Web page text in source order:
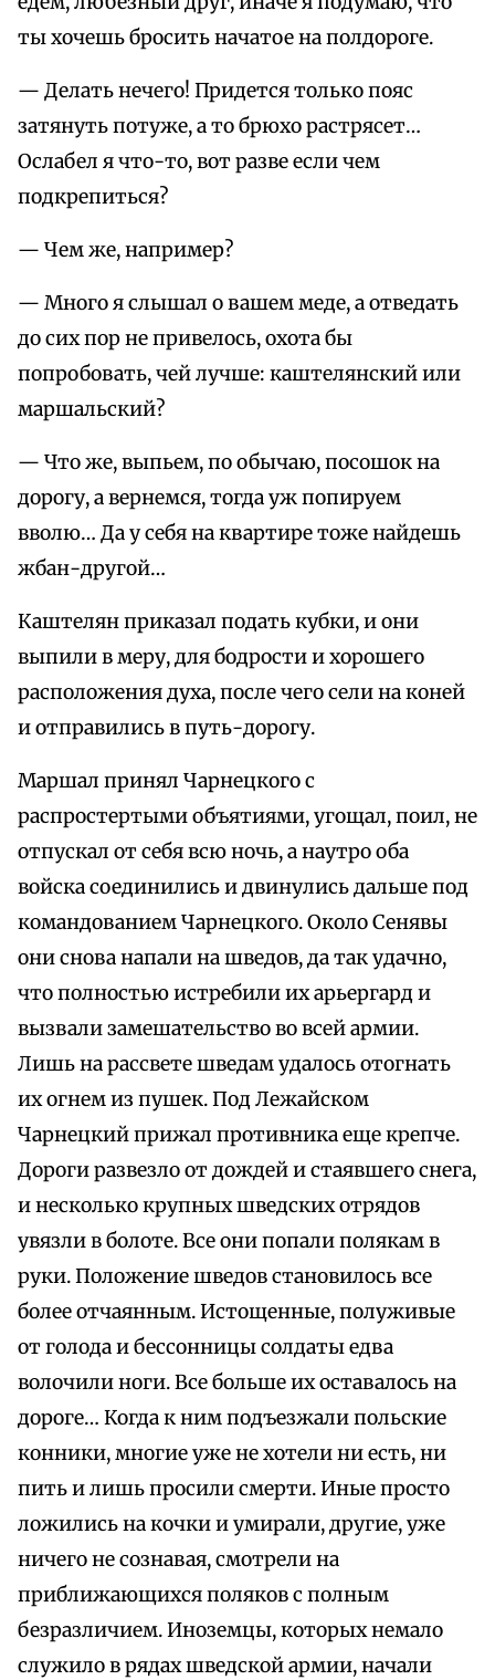
ты хочешь бросить начатое на полдороге.
— Делать нечего! Придется только пояс
затянуть потуже, а то брюхо растрясет…
Ослабел я что-то, вот разве если чем
подкрепиться?
— Чем же, например?
— Много я слышал о вашем меде, а отведать
до сих пор не привелось, охота бы
попробовать, чей лучше: каштелянский или
маршальский?
— Что же, выпьем, по обычаю, посошок на
дорогу, а вернемся, тогда уж попируем
вволю… Да у себя на квартире тоже найдешь
жбан-другой…
Каштелян приказал подать кубки, и они
выпили в меру, для бодрости и хорошего
расположения духа, после чего сели на коней
и отправились в путь-дорогу.
Маршал принял Чарнецкого с
распростертыми объятиями, угощал, поил, не
отпускал от себя всю ночь, а наутро оба
войска соединились и двинулись дальше под
командованием Чарнецкого. Около Сенявы
они снова напали на шведов, да так удачно,
что полностью истребили их арьергард и
вызвали замешательство во всей армии.
Лишь на рассвете шведам удалось отогнать
их огнем из пушек. Под Лежайском
Чарнецкий прижал противника еще крепче.
Дороги развезло от дождей и стаявшего снега,
и несколько крупных шведских отрядов
увязли в болоте. Все они попали полякам в
руки. Положение шведов становилось все
более отчаянным. Истощенные, полуживые
от голода и бессонницы солдаты едва
волочили ноги. Все больше их оставалось на
дороге… Когда к ним подъезжали польские
конники, многие уже не хотели ни есть, ни
пить и лишь просили смерти. Иные просто
ложились на кочки и умирали, другие, уже
ничего не сознавая, смотрели на
приближающихся поляков с полным
безразличием. Иноземцы, которых немало
служило в рядах шведской армии, начали